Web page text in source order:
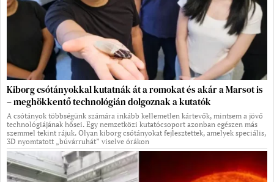
Kiborg csótányokkal kutatnák át a romokat és akár a Marsot is
– meghökkentő technológián dolgoznak a kutatók
A csótányok többségünk számára inkább kellemetlen kártevők, mintsem a jövő
technológiájának hősei. Egy nemzetközi kutatócsoport azonban egészen más
szemmel tekint rájuk. Olyan kiborg csótányokat fejlesztettek, amelyek speciális,
3D nyomtatott „búvárruhát” viselve órákon